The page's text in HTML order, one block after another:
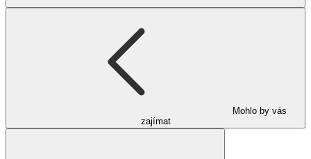
Mohlo by vás
zajímat